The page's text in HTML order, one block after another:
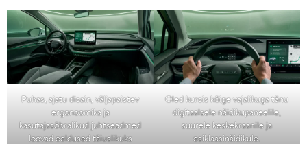
Puhas, ajatu disain, väljapaistev
ergonoomika ja
kasutajasõbralikud juhtseadmed
loovad eeldused täiuslikuks
Oled kursis kõige vajalikuga tänu
digitaalsele näidikupaneelile,
suurele keskekraanile ja
esiklaasinäidikule.